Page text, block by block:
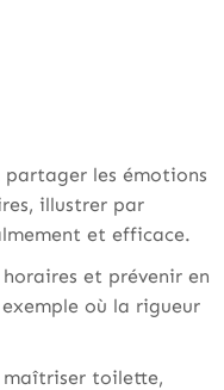
les émotions
illustrer par
et efficace.
et prévenir en
où la rigueur
maîtriser toilette,